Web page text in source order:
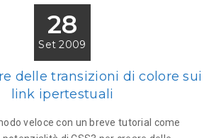
28
Set 2009
delle transizioni di colore sui
link ipertestuali
veloce con un breve tutorial come